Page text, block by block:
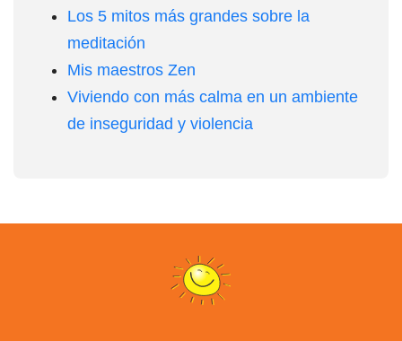
Los 5 mitos más grandes sobre la
meditación
Mis maestros Zen
Viviendo con más calma en un ambiente
de inseguridad y violencia